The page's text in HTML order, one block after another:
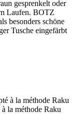
gesprenkelt oder
Laufen. BOTZ
besonders schöne
Tusche eingefärbt
la méthode Raku